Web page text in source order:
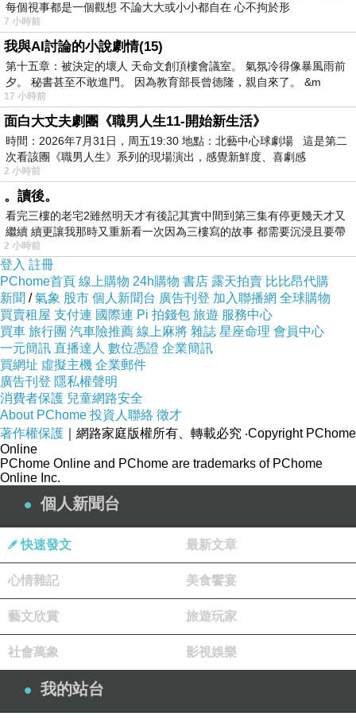
每個視事都是一個觀想 不論大大或小小都自在 心不拘於形
7 小時前
我與AI討論的小說劇情(15)
第十五章：被決定的壞人 天命文創頂樓會議室。 氣氛冷得像暴風雨前
夕。 秘書甚至不敢進門。 因為教育部長曾德隆，親自來了。 &m
17 小時前
面白大丈夫劇團《職男人生11-開始新生活》
時間：2026年7月31日，周五19:30 地點：北藝中心球劇場 這是第二
次看該團《職男人生》系列的現場演出，感覺新鮮度、喜劇感
2 小時前
。讀後。
看完三樓的老宅2雖然明天才有後記其實中間到第三集有停更幾天才又
繼續 續更讓我那時又重新看一次因為三樓寫的故事 都需要沉浸且要帶
有
2 小時前
登入 註冊
PChome首頁 線上購物 24h購物 書店 露天拍賣 比比昂代購
新聞 /氣象 股市 個人新聞台 廣告刊登 加入聯播網 全球購物
買賣租屋 支付連 國際連 Pi 拍錢包 旅遊 服務中心
買車 旅行團 汽車險推薦 線上麻將 雜誌 星座命理 會員中心
一元簡訊 直播達人 數位憑證 企業簡訊
買網址 虛擬主機 企業郵件
廣告刊登 隱私權聲明
消費者保護 兒童網路安全
About PChome 投資人聯絡 徵才
著作權保護 ｜網路家庭版權所有、轉載必究 ‧Copyright PChome
Online
PChome Online and PChome are trademarks of PChome
Online Inc.
個人新聞台
快速發文 最新文章
心情雜記 美食饗宴
藝文欣賞 旅遊玩家
社會萬象 影視娛樂
我的站台